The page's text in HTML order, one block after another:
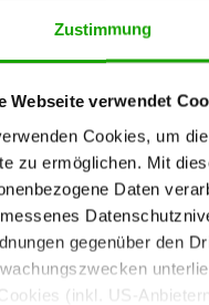
Zustimmung
Webseite verwendet
Cookies, um
zu ermöglichen. Mit
Daten
gegenüber den
(inkl. US-